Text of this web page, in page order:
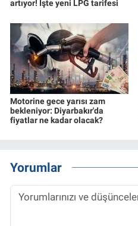
artıyor! İşte yeni LPG tarifesi
Motorine gece yarısı zam
bekleniyor: Diyarbakır'da
fiyatlar ne kadar olacak?
Yorumlar